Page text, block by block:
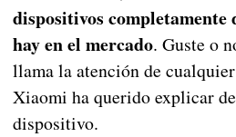
dispositivos completamente
hay en el mercado. Guste o
llama la atención de
Xiaomi ha querido explicar
dispositivo.